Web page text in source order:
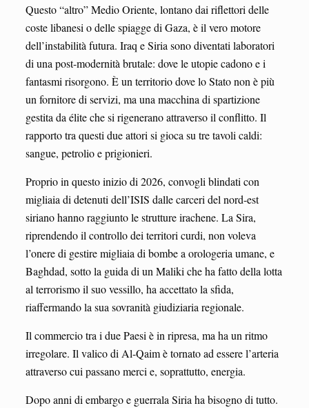
Questo “altro” Medio Oriente, lontano dai riflettori delle
coste libanesi o delle spiagge di Gaza, è il vero motore
dell’instabilità futura. Iraq e Siria sono diventati laboratori
di una post-modernità brutale: dove le utopie cadono e i
fantasmi risorgono. È un territorio dove lo Stato non è più
un fornitore di servizi, ma una macchina di spartizione
gestita da élite che si rigenerano attraverso il conflitto. Il
rapporto tra questi due attori si gioca su tre tavoli caldi:
sangue, petrolio e prigionieri.
Proprio in questo inizio di 2026, convogli blindati con
migliaia di detenuti dell’ISIS dalle carceri del nord-est
siriano hanno raggiunto le strutture irachene. La Sira,
riprendendo il controllo dei territori curdi, non voleva
l’onere di gestire migliaia di bombe a orologeria umane, e
Baghdad, sotto la guida di un Maliki che ha fatto della lotta
al terrorismo il suo vessillo, ha accettato la sfida,
riaffermando la sua sovranità giudiziaria regionale.
Il commercio tra i due Paesi è in ripresa, ma ha un ritmo
irregolare. Il valico di Al-Qaim è tornato ad essere l’arteria
attraverso cui passano merci e, soprattutto, energia.
Dopo anni di embargo e guerrala Siria ha bisogno di tutto.